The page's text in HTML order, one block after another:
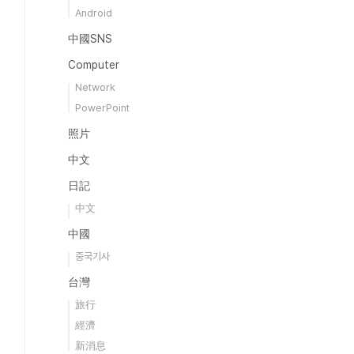
Android
中國SNS
Computer
Network
PowerPoint
照片
中文
日記
中文
中國
중국기사
台灣
旅行
經濟
新消息